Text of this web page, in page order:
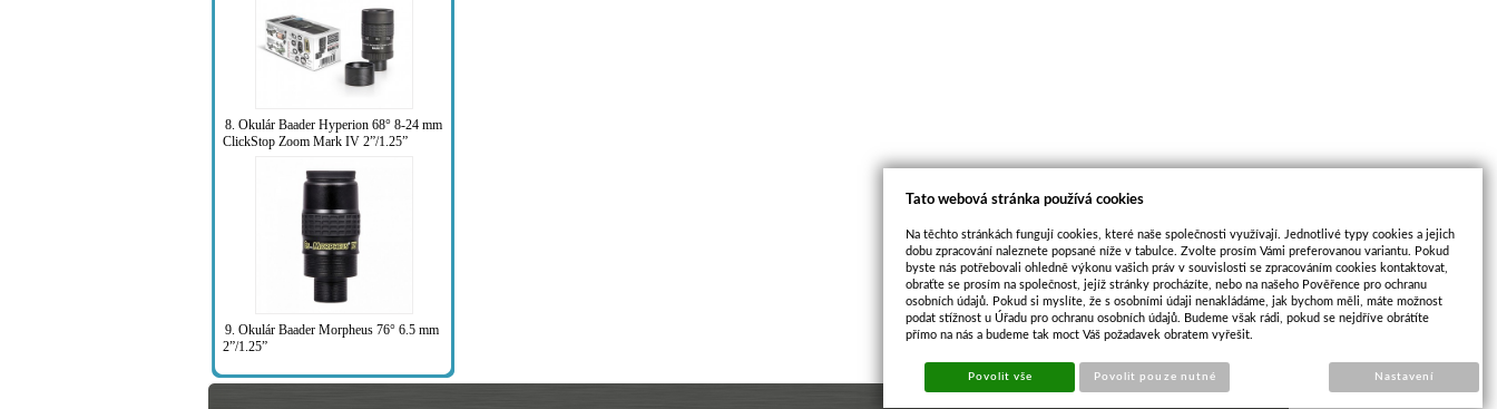
8. Okulár Baader Hyperion 68° 8-24 mm
ClickStop Zoom Mark IV 2”/1.25”
9. Okulár Baader Morpheus 76° 6.5 mm
2”/1.25”
Tato webová stránka používá cookies
Na těchto stránkách fungují cookies, které naše společnosti využívají. Jednotlivé typy cookies a jejich
dobu zpracování naleznete popsané níže v tabulce. Zvolte prosím Vámi preferovanou variantu. Pokud
byste nás potřebovali ohledně výkonu vašich práv v souvislosti se zpracováním cookies kontaktovat,
obraťte se prosím na společnost, jejíž stránky procházíte, nebo na našeho Pověřence pro ochranu
osobních údajů. Pokud si myslíte, že s osobními údaji nenakládáme, jak bychom měli, máte možnost
podat stížnost u Úřadu pro ochranu osobních údajů. Budeme však rádi, pokud se nejdříve obrátíte
přímo na nás a budeme tak moct Váš požadavek obratem vyřešit.
Povolit vše Povolit pouze nutné Nastavení